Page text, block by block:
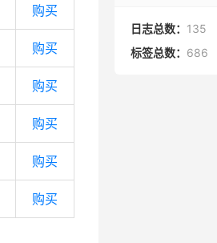
购买
购买
购买
购买
购买
购买
日志总数： 135
标签总数： 686